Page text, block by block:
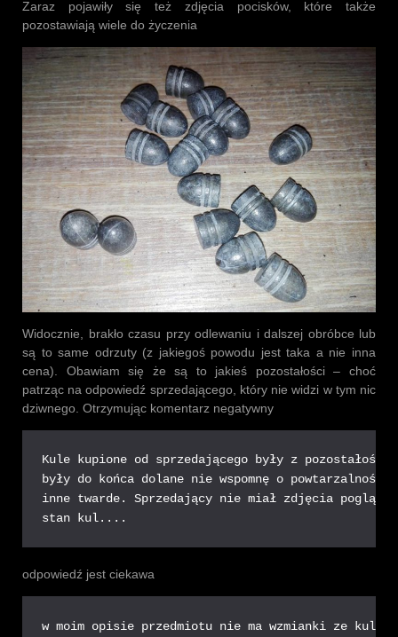
Zaraz pojawiły się też zdjęcia pocisków, które także
pozostawiają wiele do życzenia
Widocznie, brakło czasu przy odlewaniu i dalszej obróbce lub
są to same odrzuty (z jakiegoś powodu jest taka a nie inna
cena). Obawiam się że są to jakieś pozostałości – choć
patrząc na odpowiedź sprzedającego, który nie widzi w tym nic
dziwnego. Otrzymując komentarz negatywny
Kule kupione od sprzedającego były z
były do końca dolane nie wspomnę o
inne twarde. Sprzedający nie miał zdjęcia
stan kul....
odpowiedź jest ciekawa
w moim opisie przedmiotu nie ma wzmianki ze kule